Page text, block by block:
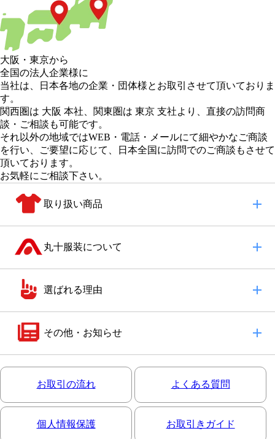
大阪 ・ 東京から
全国の法人企業様に
当社は、日本各地の企業・団体様とお取引させて頂いておりま
す。
関西圏は 大阪 本社
関東圏は 東京 支社より、直接の訪問商
談・ご相談も可能です。
それ以外の地域ではWEB・電話・メールにて細やかなご商談
を行い、
ご要望に応じて、日本全国に訪問でのご商談もさせて
頂いております。
お気軽にご相談下さい。
取り扱い商品
丸十服装について
選ばれる理由
その他・お知らせ
お取引の流れ よくある質問
個人情報保護 お取引きガイド